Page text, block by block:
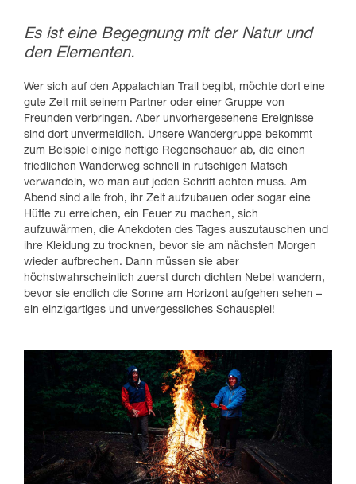
Es ist eine Begegnung mit der Natur und
den Elementen.
Wer sich auf den Appalachian Trail begibt, möchte dort eine
gute Zeit mit seinem Partner oder einer Gruppe von
Freunden verbringen. Aber unvorhergesehene Ereignisse
sind dort unvermeidlich. Unsere Wandergruppe bekommt
zum Beispiel einige heftige Regenschauer ab, die einen
friedlichen Wanderweg schnell in rutschigen Matsch
verwandeln, wo man auf jeden Schritt achten muss. Am
Abend sind alle froh, ihr Zelt aufzubauen oder sogar eine
Hütte zu erreichen, ein Feuer zu machen, sich
aufzuwärmen, die Anekdoten des Tages auszutauschen und
ihre Kleidung zu trocknen, bevor sie am nächsten Morgen
wieder aufbrechen. Dann müssen sie aber
höchstwahrscheinlich zuerst durch dichten Nebel wandern,
bevor sie endlich die Sonne am Horizont aufgehen sehen –
ein einzigartiges und unvergessliches Schauspiel!